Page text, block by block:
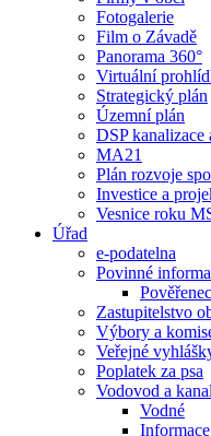
Fotogalerie
Film o Závadě
Panorama 360°
Virtuální
Strategický plán
Územní plán
DSP
MA21
Plán rozvoje
Investice a
Vesnice roku
Úřad
e-podatelna
Povinné
Zastupitelstvo
Výbory a
Veřejné
Poplatek za psa
Vodovod a
Vodné